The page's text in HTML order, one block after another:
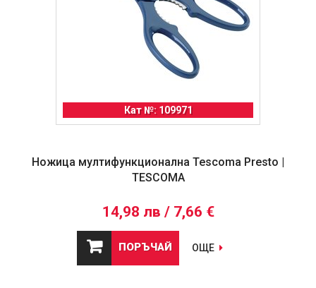
Кат №: 109971
Ножица мултифункционална Tescoma Presto |
TESCOMA
14,98 лв / 7,66 €
ПОРЪЧАЙ ОЩЕ